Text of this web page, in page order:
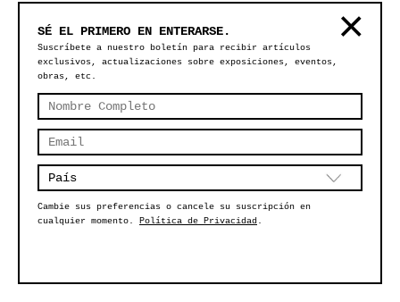
SÉ EL PRIMERO EN ENTERARSE.
Suscríbete a nuestro boletín para recibir artículos
exclusivos, actualizaciones sobre exposiciones, eventos,
obras, etc.
Cambie sus preferencias o cancele su suscripción en
cualquier momento. Política de Privacidad .